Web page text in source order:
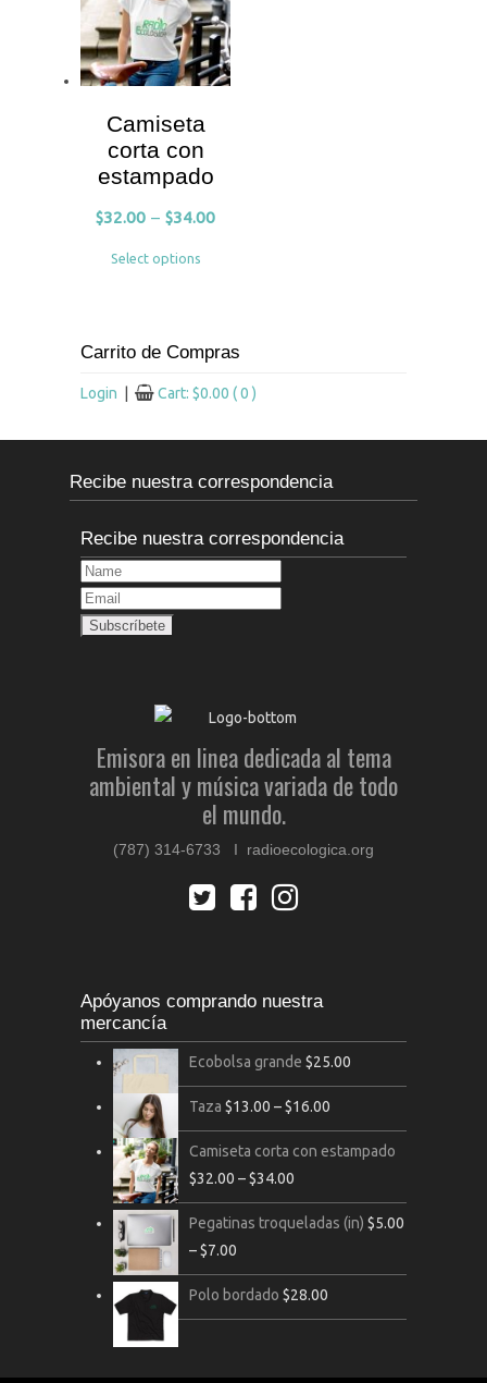
Camiseta
corta con
estampado
$32.00 – $34.00
Select options
Carrito de Compras
Login Cart: $0.00 ( 0 )
Recibe nuestra correspondencia
Recibe nuestra correspondencia
Emisora en linea dedicada al tema
ambiental y música variada de todo
el mundo.
(787) 314-6733 I radioecologica.org
Apóyanos comprando nuestra
mercancía
Ecobolsa grande $25.00
Taza $13.00 –$16.00
Camiseta corta con estampado
$32.00 –$34.00
Pegatinas troqueladas (in) $5.00
–$7.00
Polo bordado $28.00